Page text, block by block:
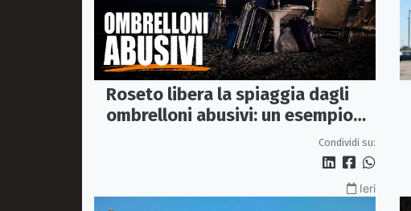
Roseto libera la spiaggia dagli
ombrelloni abusivi: un esempio
Condividi su:
Ieri